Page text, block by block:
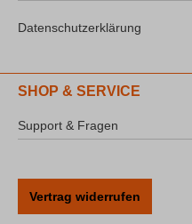
Datenschutzerklärung
SHOP & SERVICE
Support & Fragen
Vertrag widerrufen